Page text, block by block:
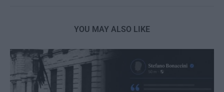
YOU MAY ALSO LIKE